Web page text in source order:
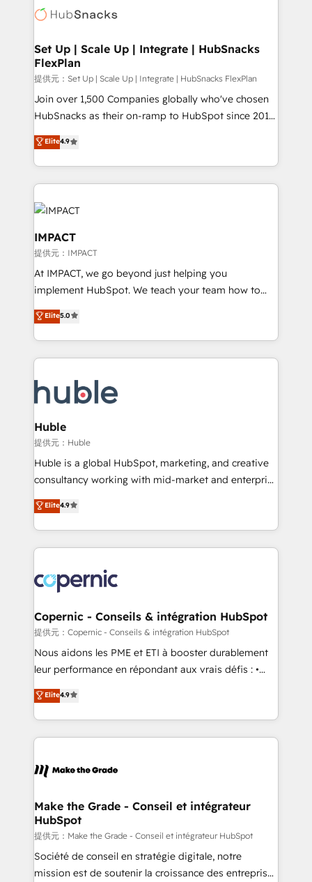
WooCommerce, BuilderTrend, and more Experience
the difference — reach out to see how AI + HubSpot
HubSpot development: websites, custom modules,
marketing, advertising, campaigns, content and
design We connect people, data and technology to
improve customer experiences. With our bright
people, exciting ideas and can-do mentality, we
ensure revenue growth on a daily basis. So tell us
team of 100+ experts is ready for you! Driving digital
growth | www.brightdigital.com
Set Up | Scale Up | Integrate | HubSnacks
FlexPlan
提供元：Set Up | Scale Up | Integrate | HubSnacks FlexPlan
Join over 1,500 Companies globally who've chosen
HubSnacks as their on-ramp to HubSpot since 2014
Simple pay-as-you-go plans that accelerate value...
1️⃣ Set Up | Onboarding New or Check-fixing existing
HubSpot portals 2️⃣ Scale Up | 100% HubSpot Task
Execution... Global 24/7 ... All Experts 3️⃣ Integrate |
your entire Tech Stack with Custom Integrations
Slash months from your API Integration project... ⬅️
Click "Contact Business" ⬅️ to access 150+ Kickstart
Integration templates that put HubSpot in the center
of your tech stack, syncing... 🛍️ Shopify or
WooCommerce 💲 Stripe or Paypal 💰 Sage or
Netsuite 🤖 Google or Microsoft ✍️ DocuSign or
PandaDoc 🌐 Avalara or Quaderno HubSnacks holds
Migrate | seamlessly off your old CRM onto a clean
new HubSpot portal with Advanced Website and
Elite4.9
IMPACT
提供元：IMPACT
At IMPACT, we go beyond just helping you
implement HubSpot. We teach your team how to
master it. As the creators of the Endless Customers
System™ (the next evolution of They Ask, You
Answer), we’re the only HubSpot partner built
entirely around coaching and training. That means
skills, processes, and internal team you need to
attract the right buyers, close deals faster, and grow
without outside dependencies. You’ll learn how to: •
Set up, audit, and organize your HubSpot portal •
Get your sales team fully using HubSpot • Track
pipeline and revenue across the entire buyer journey
growth • Create content and videos that attract
buyers • Use AI to scale smarter Our coaching-led
lasts. So if you're ready to become the most trusted
voice in your market, let’s talk.
Elite5.0
Huble
提供元：Huble
Huble is a global HubSpot, marketing, and creative
consultancy working with mid-market and enterprise
businesses. We go beyond implementation, shaping
the strategy, processes, and teams that turn
HubSpot into a genuine growth engine. Named
HubSpot's Global Partner of the Year in 2024,
worldwide, and with over 15 years in the ecosystem,
Huble has built a track record that speaks for itself.
One company, one operating model, delivering
across offices and consulting teams in the UK, USA,
Canada, Germany, France, Belgium, Singapore, and
South Africa. Certified compliant with ISO/IEC
international offices and 175+ employees.
Elite4.9
Copernic - Conseils & intégration HubSpot
提供元：Copernic - Conseils & intégration HubSpot
Nous aidons les PME et ETI à booster durablement
leur performance en répondant aux vrais défis : •
Intégration de HubSpot avec d’autres outils (ERP,
téléphonie, etc.) • Alignement des équipes grâce à un
outil et des données partagées • Amélioration de la
collecte et de l’analyse des données pour des
de la productivité des équipes Notre équipe de 30
avec un engagement total, alignant processus
métiers et technologie, et guidant vos équipes à
travers le changement, tout en centrant vos objectifs
d’entreprise. Grâce à une méthodologie éprouvée
auprès de plus de 400 clients, nous comprenons
Elite4.9
Make the Grade - Conseil et intégrateur
HubSpot
提供元：Make the Grade - Conseil et intégrateur HubSpot
Société de conseil en stratégie digitale, notre
mission est de soutenir la croissance des entreprises